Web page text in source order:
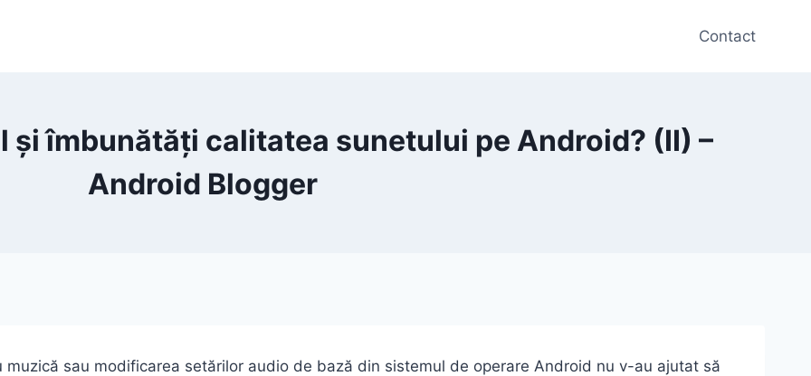
Contact
și îmbunătăți calitatea sunetului pe Android? (II) –
Android Blogger
sau modificarea setărilor audio de bază din sistemul de operare Android nu v-au ajutat să